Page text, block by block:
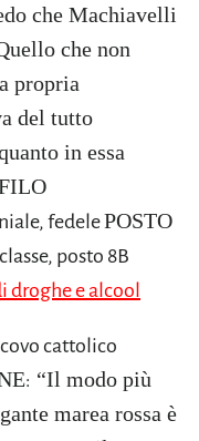
che Machiavelli
che non
propria
del tutto
in essa
fedelePOSTO
posto 8B
droghe e alcool
cattolico
: “Il modo più
marea rossa è